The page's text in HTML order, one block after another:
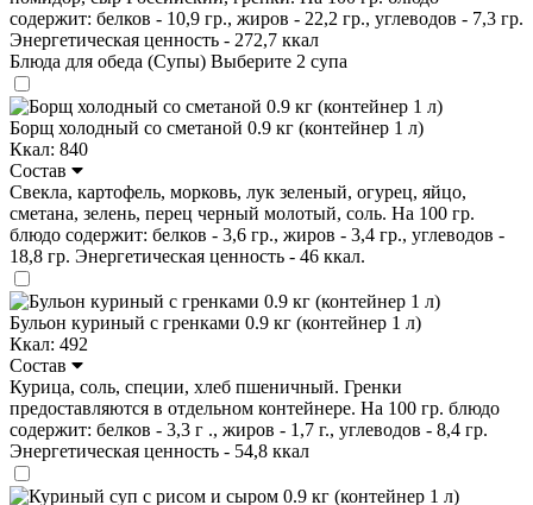
содержит: белков - 10,9 гр., жиров - 22,2 гр., углеводов - 7,3 гр.
Энергетическая ценность - 272,7 ккал
Блюда для обеда (Супы) Выберите 2 супа
Борщ холодный со сметаной 0.9 кг (контейнер 1 л)
Ккал: 840
Состав
Свекла, картофель, морковь, лук зеленый, огурец, яйцо,
сметана, зелень, перец черный молотый, соль. На 100 гр.
блюдо содержит: белков - 3,6 гр., жиров - 3,4 гр., углеводов -
18,8 гр. Энергетическая ценность - 46 ккал.
Бульон куриный с гренками 0.9 кг (контейнер 1 л)
Ккал: 492
Состав
Курица, соль, специи, хлеб пшеничный. Гренки
предоставляются в отдельном контейнере. На 100 гр. блюдо
содержит: белков - 3,3 г ., жиров - 1,7 г., углеводов - 8,4 гр.
Энергетическая ценность - 54,8 ккал